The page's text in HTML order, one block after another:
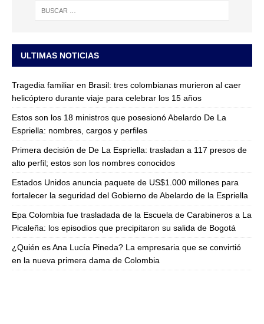
ULTIMAS NOTICIAS
Tragedia familiar en Brasil: tres colombianas murieron al caer
helicóptero durante viaje para celebrar los 15 años
Estos son los 18 ministros que posesionó Abelardo De La
Espriella: nombres, cargos y perfiles
Primera decisión de De La Espriella: trasladan a 117 presos de
alto perfil; estos son los nombres conocidos
Estados Unidos anuncia paquete de US$1.000 millones para
fortalecer la seguridad del Gobierno de Abelardo de la Espriella
Epa Colombia fue trasladada de la Escuela de Carabineros a La
Picaleña: los episodios que precipitaron su salida de Bogotá
¿Quién es Ana Lucía Pineda? La empresaria que se convirtió
en la nueva primera dama de Colombia